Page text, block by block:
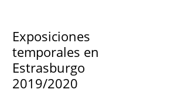
Exposiciones
temporales en
Estrasburgo
2019/2020